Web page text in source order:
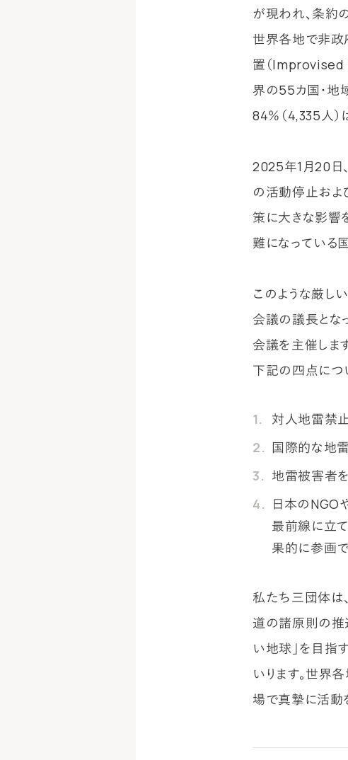
が現われ、条約
世界各地で非
置（Improvised
界の55カ国・地
84％（4,335人）
2025年1月20日
の活動停止およ
策に大きな影響
難になっている
このような厳し
会議の議長とな
会議を主催しま
下記の四点につ
対人地雷禁
国際的な地
地雷被害者
日本のNGO
最前線に立
果的に参画で
私たち三団体は
道の諸原則の推
い地球」を目指
いります。世界
場で真摯に活動